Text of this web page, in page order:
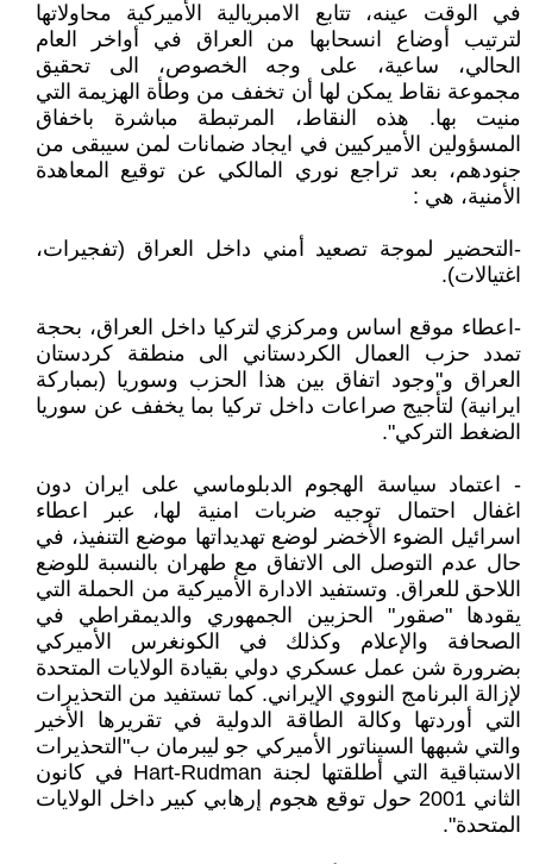
في الوقت عينه، تتابع الامبريالية الأميركية محاولاتها
لترتيب أوضاع انسحابها من العراق في أواخر العام
الحالي، ساعية، على وجه الخصوص، الى تحقيق
مجموعة نقاط يمكن لها أن تخفف من وطأة الهزيمة التي
منيت بها. هذه النقاط، المرتبطة مباشرة باخفاق
المسؤولين الأميركيين في ايجاد ضمانات لمن سيبقى من
جنودهم، بعد تراجع نوري المالكي عن توقيع المعاهدة
الأمنية، هي :
-التحضير لموجة تصعيد أمني داخل العراق (تفجيرات،
اغتيالات).
-اعطاء موقع اساس ومركزي لتركيا داخل العراق، بحجة
تمدد حزب العمال الكردستاني الى منطقة كردستان
العراق و"وجود اتفاق بين هذا الحزب وسوريا (بمباركة
ايرانية) لتأجيج صراعات داخل تركيا بما يخفف عن سوريا
الضغط التركي".
- اعتماد سياسة الهجوم الدبلوماسي على ايران دون
اغفال احتمال توجيه ضربات امنية لها، عبر اعطاء
اسرائيل الضوء الأخضر لوضع تهديداتها موضع التنفيذ، في
حال عدم التوصل الى الاتفاق مع طهران بالنسبة للوضع
اللاحق للعراق. وتستفيد الادارة الأميركية من الحملة التي
يقودها "صقور" الحزبين الجمهوري والديمقراطي في
الصحافة والإعلام وكذلك في الكونغرس الأميركي
بضرورة شن عمل عسكري دولي بقيادة الولايات المتحدة
لإزالة البرنامج النووي الإيراني. كما تستفيد من التحذيرات
التي أوردتها وكالة الطاقة الدولية في تقريرها الأخير
والتي شبهها السيناتور الأميركي جو ليبرمان ب"التحذيرات
الاستباقية التي أطلقتها لجنة Hart-Rudman في كانون
الثاني 2001 حول توقع هجوم إرهابي كبير داخل الولايات
المتحدة".